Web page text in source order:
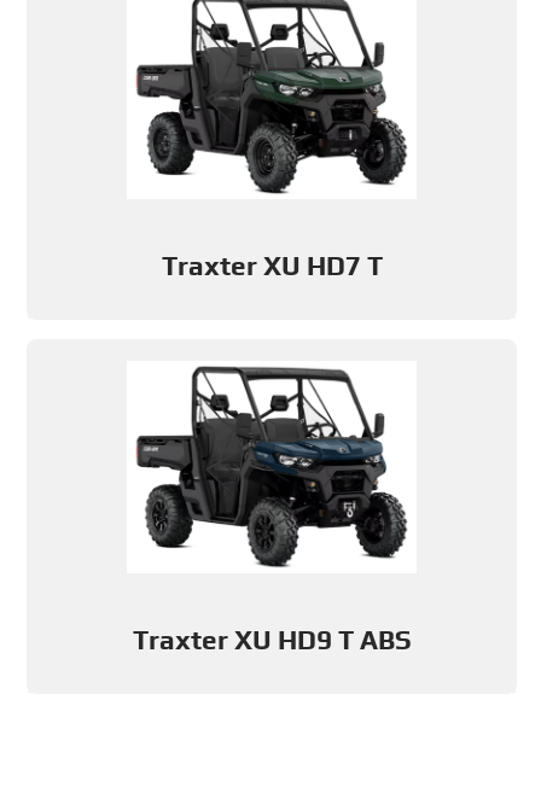
Traxter XU HD7 T
Traxter XU HD9 T ABS